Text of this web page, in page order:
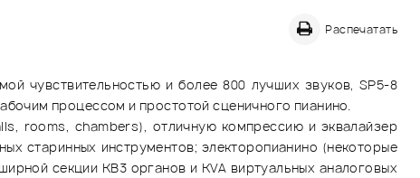
Распечатать
чувствительностью и более 800 лучших звуков, SP5-8
процессом и простотой сценичного пианино.
rooms, chambers), отличную компрессию и эквалайзер
старинных инструментов; электоропианино (некоторые
секции КВ3 органов и KVA виртуальных аналоговых